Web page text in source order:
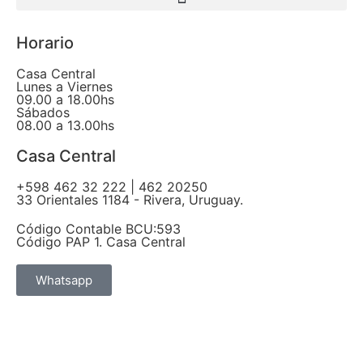
Horario
Casa Central
Lunes a Viernes
09.00 a 18.00hs
Sábados
08.00 a 13.00hs
Casa Central
+598 462 32 222 | 462 20250
33 Orientales 1184 - Rivera, Uruguay.
Código Contable BCU:593
Código PAP 1. Casa Central
Whatsapp